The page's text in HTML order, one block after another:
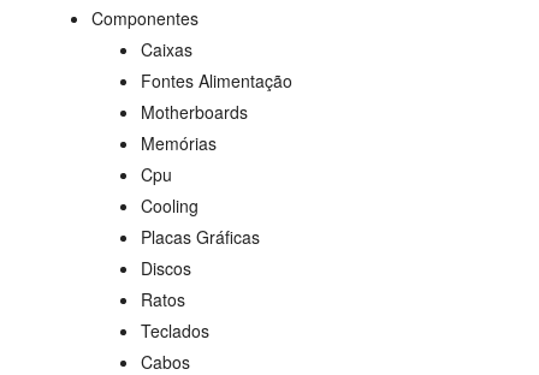
Componentes
Caixas
Fontes Alimentação
Motherboards
Memórias
Cpu
Cooling
Placas Gráficas
Discos
Ratos
Teclados
Cabos